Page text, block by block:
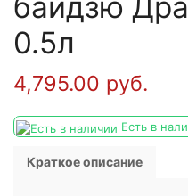
байдзю
0.5л
4,795.00 руб.
Есть в
Краткое описание